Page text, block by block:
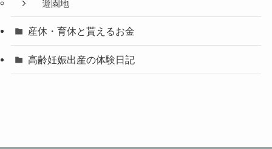
遊園地
産休・育休と貰えるお金
高齢妊娠出産の体験日記